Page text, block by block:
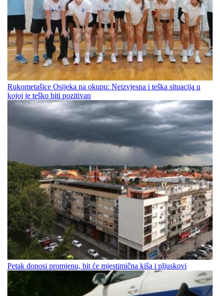
Rukometašice Osijeka na okupu: Neizvjesna i teška situacija u
kojoj je teško biti pozitivan
Petak donosi promjenu, bit će mjestimična kiša i pljuskovi